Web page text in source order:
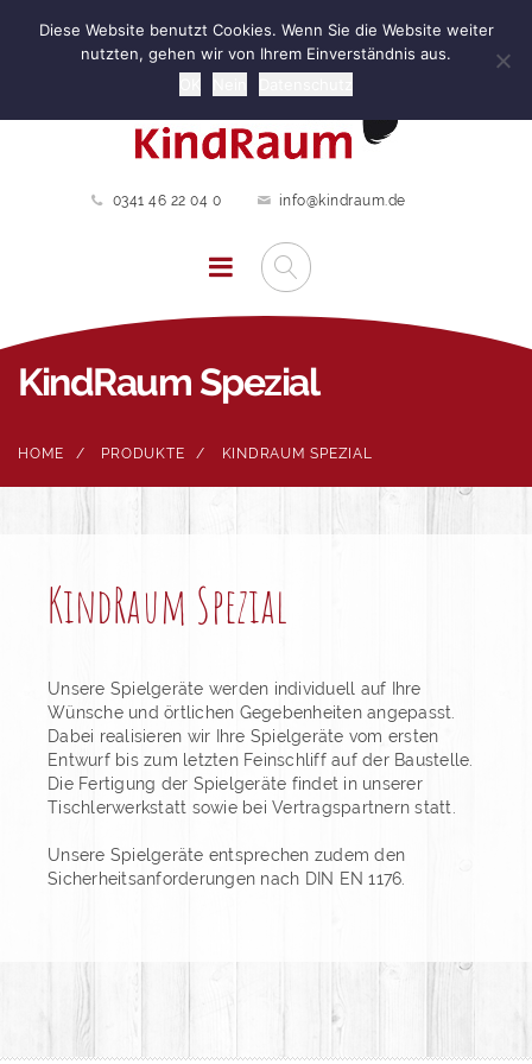
0341 46 22 04 0 info@kindraum.de
KindRaum Spezial
HOME PRODUKTE KINDRAUM SPEZIAL
KindRaum Spezial
Unsere Spielgeräte werden individuell auf Ihre
Wünsche und örtlichen Gegebenheiten angepasst.
Dabei realisieren wir Ihre Spielgeräte vom ersten
Entwurf bis zum letzten Feinschliff auf der Baustelle.
Die Fertigung der Spielgeräte findet in unserer
Tischlerwerkstatt sowie bei Vertragspartnern statt.
Unsere Spielgeräte entsprechen zudem den
Sicherheitsanforderungen nach DIN EN 1176.
Diese Website benutzt Cookies. Wenn Sie die Website weiter
nutzten, gehen wir von Ihrem Einverständnis aus.